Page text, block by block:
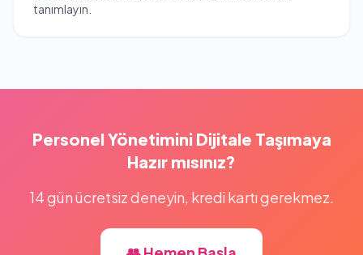
tanımlayın.
Personel Yönetimini Dijitale Taşımaya
Hazır mısınız?
14 gün ücretsiz deneyin, kredi kartı gerekmez.